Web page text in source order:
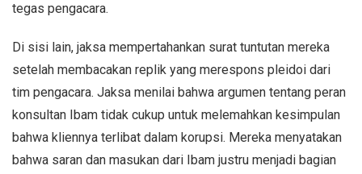
tegas pengacara.
Di sisi lain, jaksa mempertahankan surat tuntutan mereka
setelah membacakan replik yang merespons pleidoi dari
tim pengacara. Jaksa menilai bahwa argumen tentang peran
konsultan Ibam tidak cukup untuk melemahkan kesimpulan
bahwa kliennya terlibat dalam korupsi. Mereka menyatakan
bahwa saran dan masukan dari Ibam justru menjadi bagian